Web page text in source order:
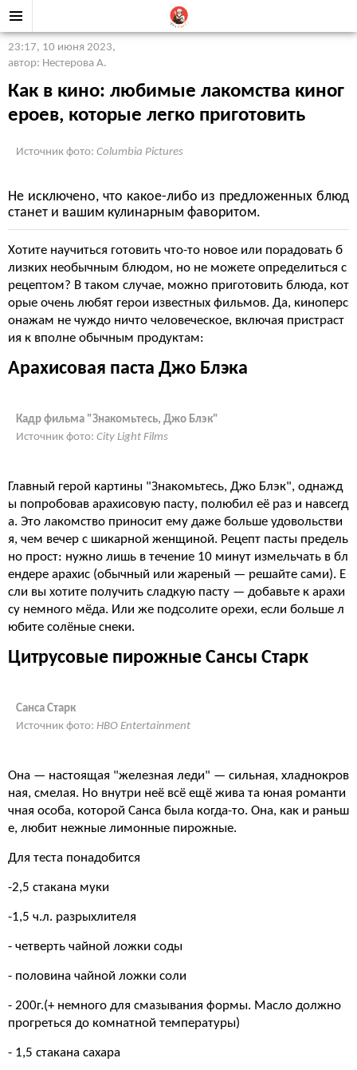
23:17, 10 июня 2023,
автор: Нестерова А.
Как в кино: любимые лакомства киног
ероев, которые легко приготовить
Источник фото: Columbia Pictures
Не исключено, что какое-либо из предложенных блюд
станет и вашим кулинарным фаворитом.
Хотите научиться готовить что-то новое или порадовать б
лизких необычным блюдом, но не можете определиться с
рецептом? В таком случае, можно приготовить блюда, кот
орые очень любят герои известных фильмов. Да, киноперс
онажам не чуждо ничто человеческое, включая пристраст
ия к вполне обычным продуктам:
Арахисовая паста Джо Блэка
Кадр фильма "Знакомьтесь, Джо Блэк"
Источник фото: City Light Films
Главный герой картины "Знакомьтесь, Джо Блэк", однажд
ы попробовав арахисовую пасту, полюбил её раз и навсегд
а. Это лакомство приносит ему даже больше удовольстви
я, чем вечер с шикарной женщиной. Рецепт пасты предель
но прост: нужно лишь в течение 10 минут измельчать в бл
ендере арахис (обычный или жареный — решайте сами). Е
сли вы хотите получить сладкую пасту — добавьте к арахи
су немного мёда. Или же подсолите орехи, если больше л
юбите солёные снеки.
Цитрусовые пирожные Сансы Старк
Санса Старк
Источник фото: HBO Entertainment
Она — настоящая "железная леди" — сильная, хладнокров
ная, смелая. Но внутри неё всё ещё жива та юная романти
чная особа, которой Санса была когда-то. Она, как и раньш
е, любит нежные лимонные пирожные.
Для теста понадобится
-2,5 стакана муки
-1,5 ч.л. разрыхлителя
- четверть чайной ложки соды
- половина чайной ложки соли
- 200г.(+ немного для смазывания формы. Масло должно
прогреться до комнатной температуры)
- 1,5 стакана сахара